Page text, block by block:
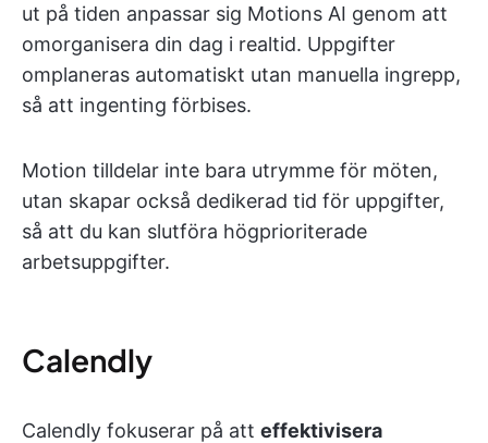
ut på tiden anpassar sig Motions AI genom att
omorganisera din dag i realtid. Uppgifter
omplaneras automatiskt utan manuella ingrepp,
så att ingenting förbises.
Motion tilldelar inte bara utrymme för möten,
utan skapar också dedikerad tid för uppgifter,
så att du kan slutföra högprioriterade
arbetsuppgifter.
Calendly
Calendly fokuserar på att effektivisera